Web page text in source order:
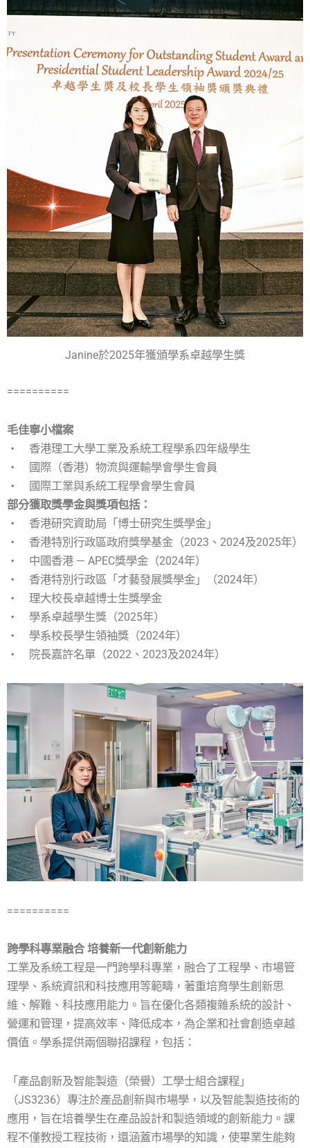
Janine於2025年獲頒學系卓越學生獎
==========
毛佳寧小檔案
‧ 香港理工大學工業及系統工程學系四年級學生
‧ 國際（香港）物流與運輸學會學生會員
‧ 國際工業與系統工程學會學生會員
部分獲取獎學金與獎項包括：
‧ 香港研究資助局「博士研究生獎學金」
‧ 香港特別行政區政府獎學基金（2023、2024及2025年）
‧ 中國香港 — APEC獎學金（2024年）
‧ 香港特別行政區「才藝發展獎學金」（2024年）
‧ 理大校長卓越博士生獎學金
‧ 學系卓越學生獎（2025年）
‧ 學系校長學生領袖獎（2024年）
‧ 院長嘉許名單（2022、2023及2024年）
==========
跨學科專業融合 培養新一代創新能力
工業及系統工程是一門跨學科專業，融合了工程學、市場管
理學、系統資訊和科技應用等範疇，著重培育學生創新思
維、解難、科技應用能力。旨在優化各類複雜系統的設計、
營運和管理，提高效率、降低成本，為企業和社會創造卓越
價值。學系提供兩個聯招課程，包括：
「產品創新及智能製造（榮譽）工學士組合課程」
（JS3236）專注於產品創新與市場學，以及智能製造技術的
應用，旨在培養學生在產品設計和製造領域的創新能力。課
程不僅教授工程技術，還涵蓋市場學的知識，使畢業生能夠